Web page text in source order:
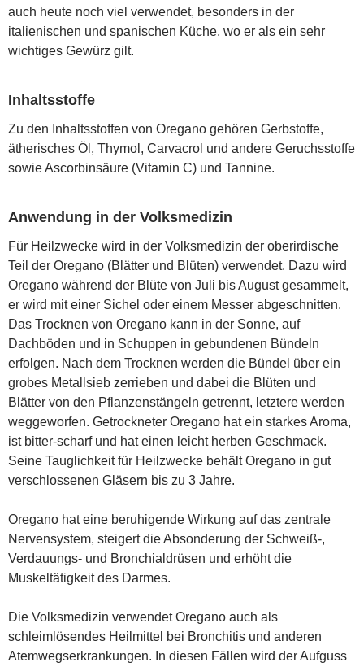
auch heute noch viel verwendet, besonders in der
italienischen und spanischen Küche, wo er als ein sehr
wichtiges Gewürz gilt.
Inhaltsstoffe
Zu den Inhaltsstoffen von Oregano gehören Gerbstoffe,
ätherisches Öl, Thymol, Carvacrol und andere Geruchsstoffe
sowie Ascorbinsäure (Vitamin C) und Tannine.
Anwendung in der Volksmedizin
Für Heilzwecke wird in der Volksmedizin der oberirdische
Teil der Oregano (Blätter und Blüten) verwendet. Dazu wird
Oregano während der Blüte von Juli bis August gesammelt,
er wird mit einer Sichel oder einem Messer abgeschnitten.
Das Trocknen von Oregano kann in der Sonne, auf
Dachböden und in Schuppen in gebundenen Bündeln
erfolgen. Nach dem Trocknen werden die Bündel über ein
grobes Metallsieb zerrieben und dabei die Blüten und
Blätter von den Pflanzenstängeln getrennt, letztere werden
weggeworfen. Getrockneter Oregano hat ein starkes Aroma,
ist bitter-scharf und hat einen leicht herben Geschmack.
Seine Tauglichkeit für Heilzwecke behält Oregano in gut
verschlossenen Gläsern bis zu 3 Jahre.
Oregano hat eine beruhigende Wirkung auf das zentrale
Nervensystem, steigert die Absonderung der Schweiß-,
Verdauungs- und Bronchialdrüsen und erhöht die
Muskeltätigkeit des Darmes.
Die Volksmedizin verwendet Oregano auch als
schleimlösendes Heilmittel bei Bronchitis und anderen
Atemwegserkrankungen. In diesen Fällen wird der Aufguss